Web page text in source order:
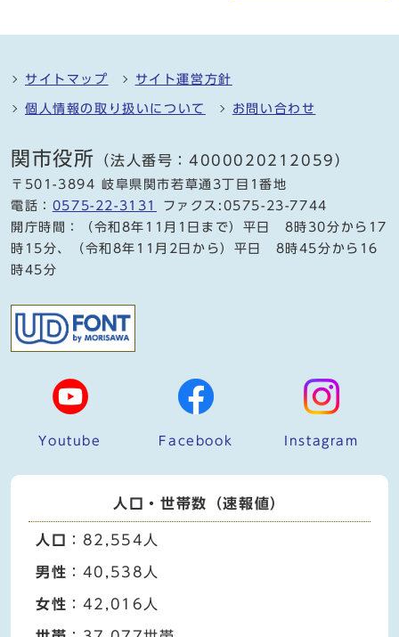
サイトマップ サイト運営方針
個人情報の取り扱いについて お問い合わせ
関市役所 （法人番号：4000020212059）
〒501-3894 岐阜県関市若草通3丁目1番地
電話： 0575-22-3131
ファクス:0575-23-7744
開庁時間：（令和8年11月1日まで）平日 8時30分から17
時15分、（令和8年11月2日から）平日 8時45分から16
時45分
Youtube Facebook Instagram
人口・世帯数（速報値）
人口 ：82,554人
男性 ：40,538人
女性 ：42,016人